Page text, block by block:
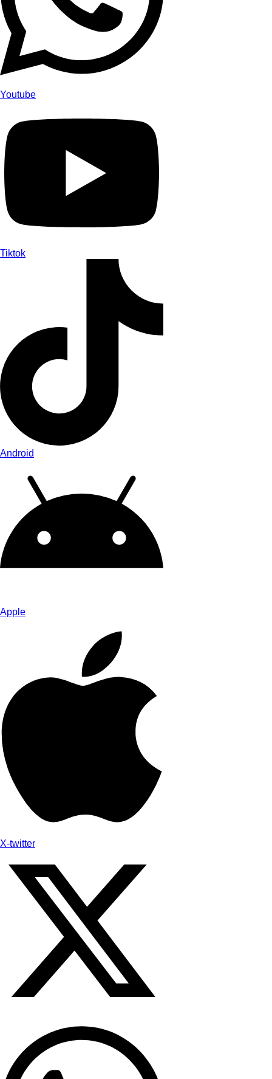
Youtube
Tiktok
Android
Apple
X-twitter